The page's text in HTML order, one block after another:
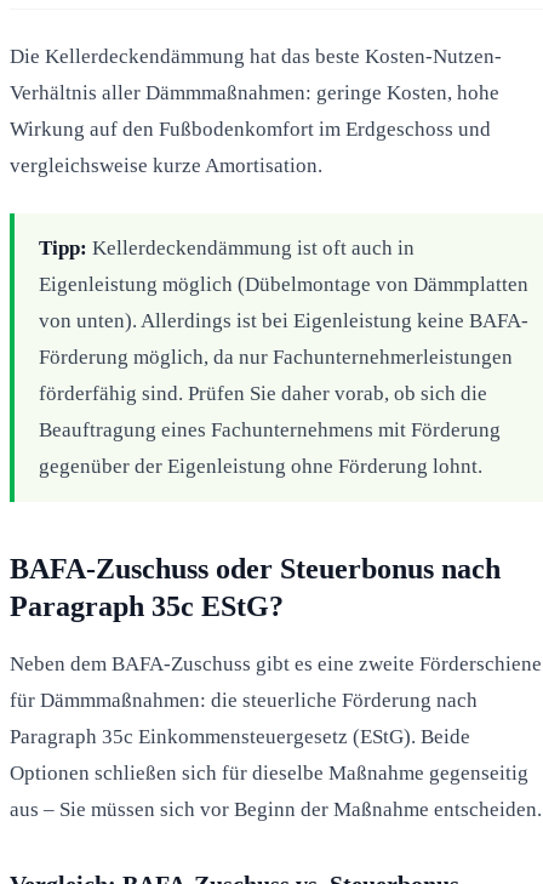
Die Kellerdeckendämmung hat das beste Kosten-Nutzen-
Verhältnis aller Dämmmaßnahmen: geringe Kosten, hohe
Wirkung auf den Fußbodenkomfort im Erdgeschoss und
vergleichsweise kurze Amortisation.
Tipp: Kellerdeckendämmung ist oft auch in
Eigenleistung möglich (Dübelmontage von Dämmplatten
von unten). Allerdings ist bei Eigenleistung keine BAFA-
Förderung möglich, da nur Fachunternehmerleistungen
förderfähig sind. Prüfen Sie daher vorab, ob sich die
Beauftragung eines Fachunternehmens mit Förderung
gegenüber der Eigenleistung ohne Förderung lohnt.
BAFA-Zuschuss oder Steuerbonus nach
Paragraph 35c EStG?
Neben dem BAFA-Zuschuss gibt es eine zweite Förderschiene
für Dämmmaßnahmen: die steuerliche Förderung nach
Paragraph 35c Einkommensteuergesetz (EStG). Beide
Optionen schließen sich für dieselbe Maßnahme gegenseitig
aus – Sie müssen sich vor Beginn der Maßnahme entscheiden.